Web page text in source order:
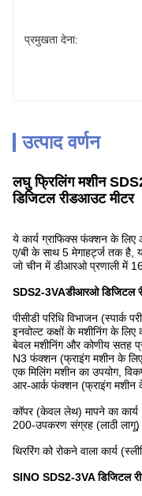
प्रमुखता देना:
उत्पाद वर्णन
लघु फ्रिलिंग मशीन
डिजिटल रीडआउट मीटर
ये कार्य ग्राफिक्स फंक्शन के
ए/बी के साथ 5 मेगाहर्ट्ज तक है,
जो चीन में डीआरओ प्रणाली में
SDS2-3VAडीआरओ डिजिटल
पीसीडी परिधि विभाजन (स्पार्क
इनवोल्ट कक्षों के मशीनिंग के लिए
बेवल मशीनिंग और कोणीय सतह
N3 फंक्शन (फ्राइंग मशीन के लिए
एक मिलिंग मशीन का उपयोग,
आर-आर्क फंक्शन (फ्राइंग मशीन के
कॉपर (केवल लेथ) मापने का कार्य
200-उपकरण संग्रह (लाठी लागू)
थिररिंग को रोकने वाला कार्य
SINO SDS2-3VA डिजिटल